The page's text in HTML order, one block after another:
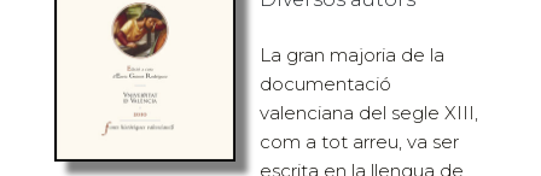
La gran majoria de la
documentació
valenciana del segle XIII,
com a tot arreu, va ser
escrita en la llengua de